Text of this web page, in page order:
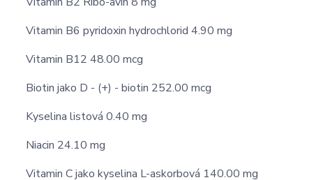
Vitamin B6 pyridoxin hydrochlorid 4.90 mg
Vitamin B12 48.00 mcg
Biotin jako D - (+) - biotin 252.00 mcg
Kyselina listová 0.40 mg
Niacin 24.10 mg
Vitamin C jako kyselina L-askorbová 140.00 mg